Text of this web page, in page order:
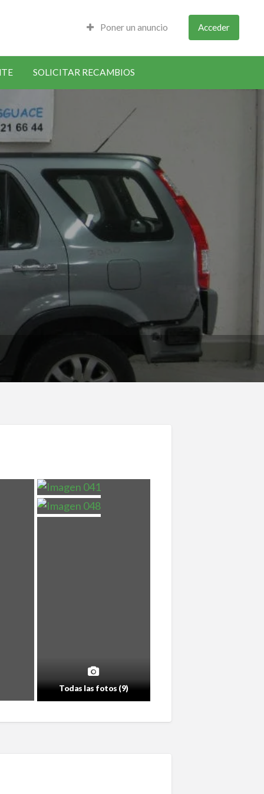
Poner un anuncio Acceder
SOLICITAR RECAMBIOS
Todas las fotos (9)